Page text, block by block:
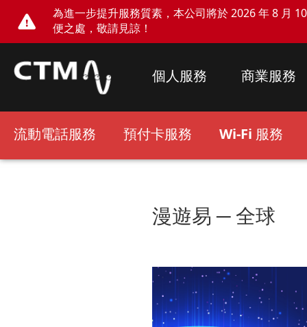
為進一步提升服務質素，本公司將於 2026 年 8 月
便之處，敬請見諒！
個人服務 商業服務
流動電話服務 預付卡服務 Wi-Fi 服務
漫遊易 ─ 全球